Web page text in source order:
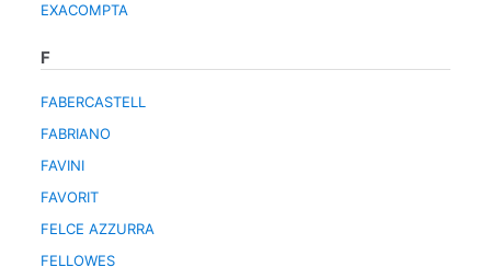
EXACOMPTA
F
FABERCASTELL
FABRIANO
FAVINI
FAVORIT
FELCE AZZURRA
FELLOWES